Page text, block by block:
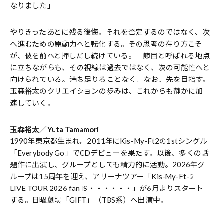
なりました」
やりきったあとに残る後悔。それを否定するのではなく、次
へ進むための原動力へと転化する。その思考の在り方こそ
が、彼を前へと押しだし続けている。 節目と呼ばれる地点
に立ちながらも、その視線は過去ではなく、次の可能性へと
向けられている。満ち足りることなく、なお、先を目指す。
玉森裕太のクリエイションの歩みは、これからも静かに加
速していく。
玉森裕太／Yuta Tamamori
1990年東京都生まれ。2011年にKis-My-Ft2の1stシングル
「Everybody Go」でCDデビューを果たす。以後、多くの話
題作に出演し、グループとしても精力的に活動。2026年グ
ループは15周年を迎え、アリーナツアー「Kis-My-Ft-2
LIVE TOUR 2026 fan IS・・・・・・」が6月よりスタート
する。日曜劇場「GIFT」（TBS系）へ出演中。